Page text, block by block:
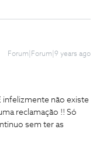
Forum|Forum|9 years ago
infelizmente não existe
reclamação !! Só
sem ter as